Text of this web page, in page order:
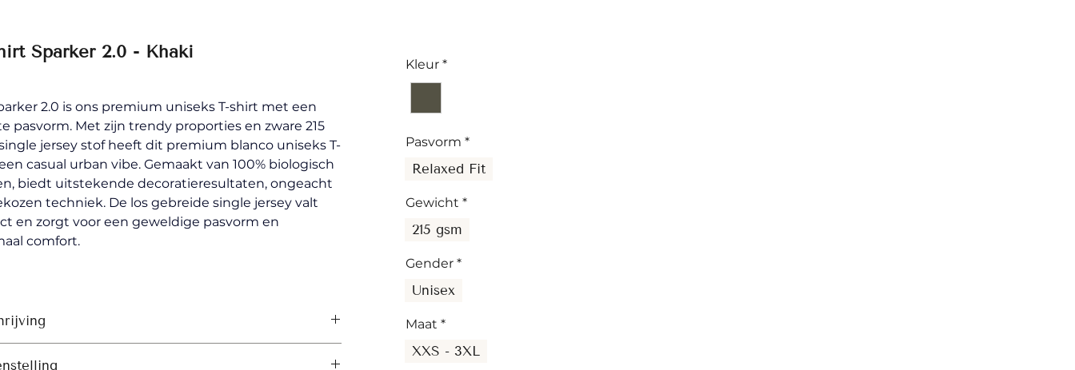
Sparker 2.0 - Khaki
2.0 is ons premium uniseks T-shirt met een
pasvorm. Met zijn trendy proporties en zware 215
jersey stof heeft dit premium blanco uniseks T-
casual urban vibe. Gemaakt van 100% biologisch
biedt uitstekende decoratieresultaten, ongeacht
techniek. De los gebreide single jersey valt
en zorgt voor een geweldige pasvorm en
comfort.
Kleur *
Pasvorm *
Relaxed Fit
Gewicht *
215 gsm
Gender *
Unisex
Maat *
XXS - 3XL